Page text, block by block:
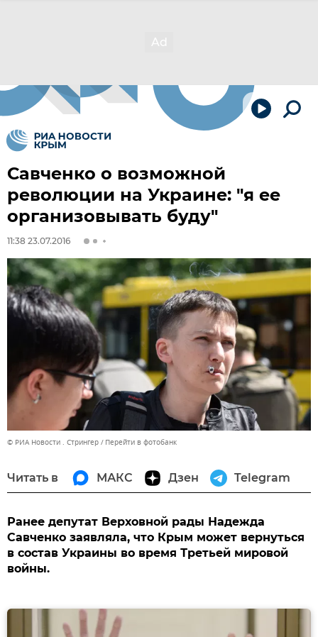
Савченко о возможной
революции на Украине: "я ее
организовывать буду"
11:38 23.07.2016
© РИА Новости . Стрингер Перейти в фотобанк
Читать в МАКС Дзен Telegram
Ранее депутат Верховной рады Надежда
Савченко заявляла, что Крым может вернуться
в состав Украины во время Третьей мировой
войны.